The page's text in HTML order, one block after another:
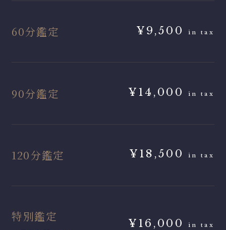
60分鑑定 ¥9,500in tax
90分鑑定 ¥14,000in tax
120分鑑定 ¥18,500in tax
特別鑑定
¥16,000in tax